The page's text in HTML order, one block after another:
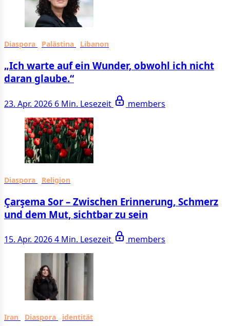
Diaspora Palästina Libanon
„Ich warte auf ein Wunder, obwohl ich nicht
daran glaube.“
23. Apr. 2026 6 Min. Lesezeit members
Diaspora Religion
Çarşema Sor – Zwischen Erinnerung, Schmerz
und dem Mut, sichtbar zu sein
15. Apr. 20264 Min. Lesezeit members
Iran Diaspora identität